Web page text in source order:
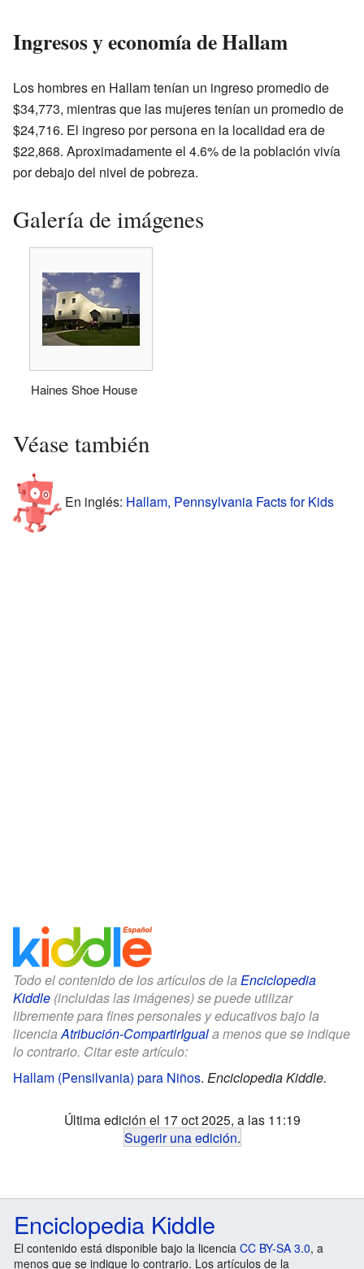
Ingresos y economía de Hallam
Los hombres en Hallam tenían un ingreso promedio de
$34,773, mientras que las mujeres tenían un promedio de
$24,716. El ingreso por persona en la localidad era de
$22,868. Aproximadamente el 4.6% de la población vivía
por debajo del nivel de pobreza.
Galería de imágenes
Haines Shoe House
Véase también
En inglés: Hallam, Pennsylvania Facts for Kids
Todo el contenido de los artículos de la Enciclopedia
Kiddle (incluidas las imágenes) se puede utilizar
libremente para fines personales y educativos bajo la
licenciaAtribución-CompartirIguala menos que se indique
lo contrario. Citar este artículo:
Hallam (Pensilvania) para Niños. Enciclopedia Kiddle.
Última edición el 17 oct 2025, a las 11:19
Sugerir una edición.
Enciclopedia Kiddle
El contenido está disponible bajo la licencia CC BY-SA 3.0, a
menos que se indique lo contrario. Los artículos de la